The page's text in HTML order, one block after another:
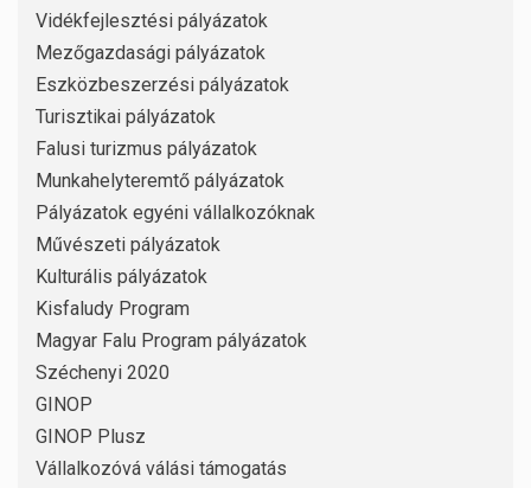
Vidékfejlesztési pályázatok
Mezőgazdasági pályázatok
Eszközbeszerzési pályázatok
Turisztikai pályázatok
Falusi turizmus pályázatok
Munkahelyteremtő pályázatok
Pályázatok egyéni vállalkozóknak
Művészeti pályázatok
Kulturális pályázatok
Kisfaludy Program
Magyar Falu Program pályázatok
Széchenyi 2020
GINOP
GINOP Plusz
Vállalkozóvá válási támogatás